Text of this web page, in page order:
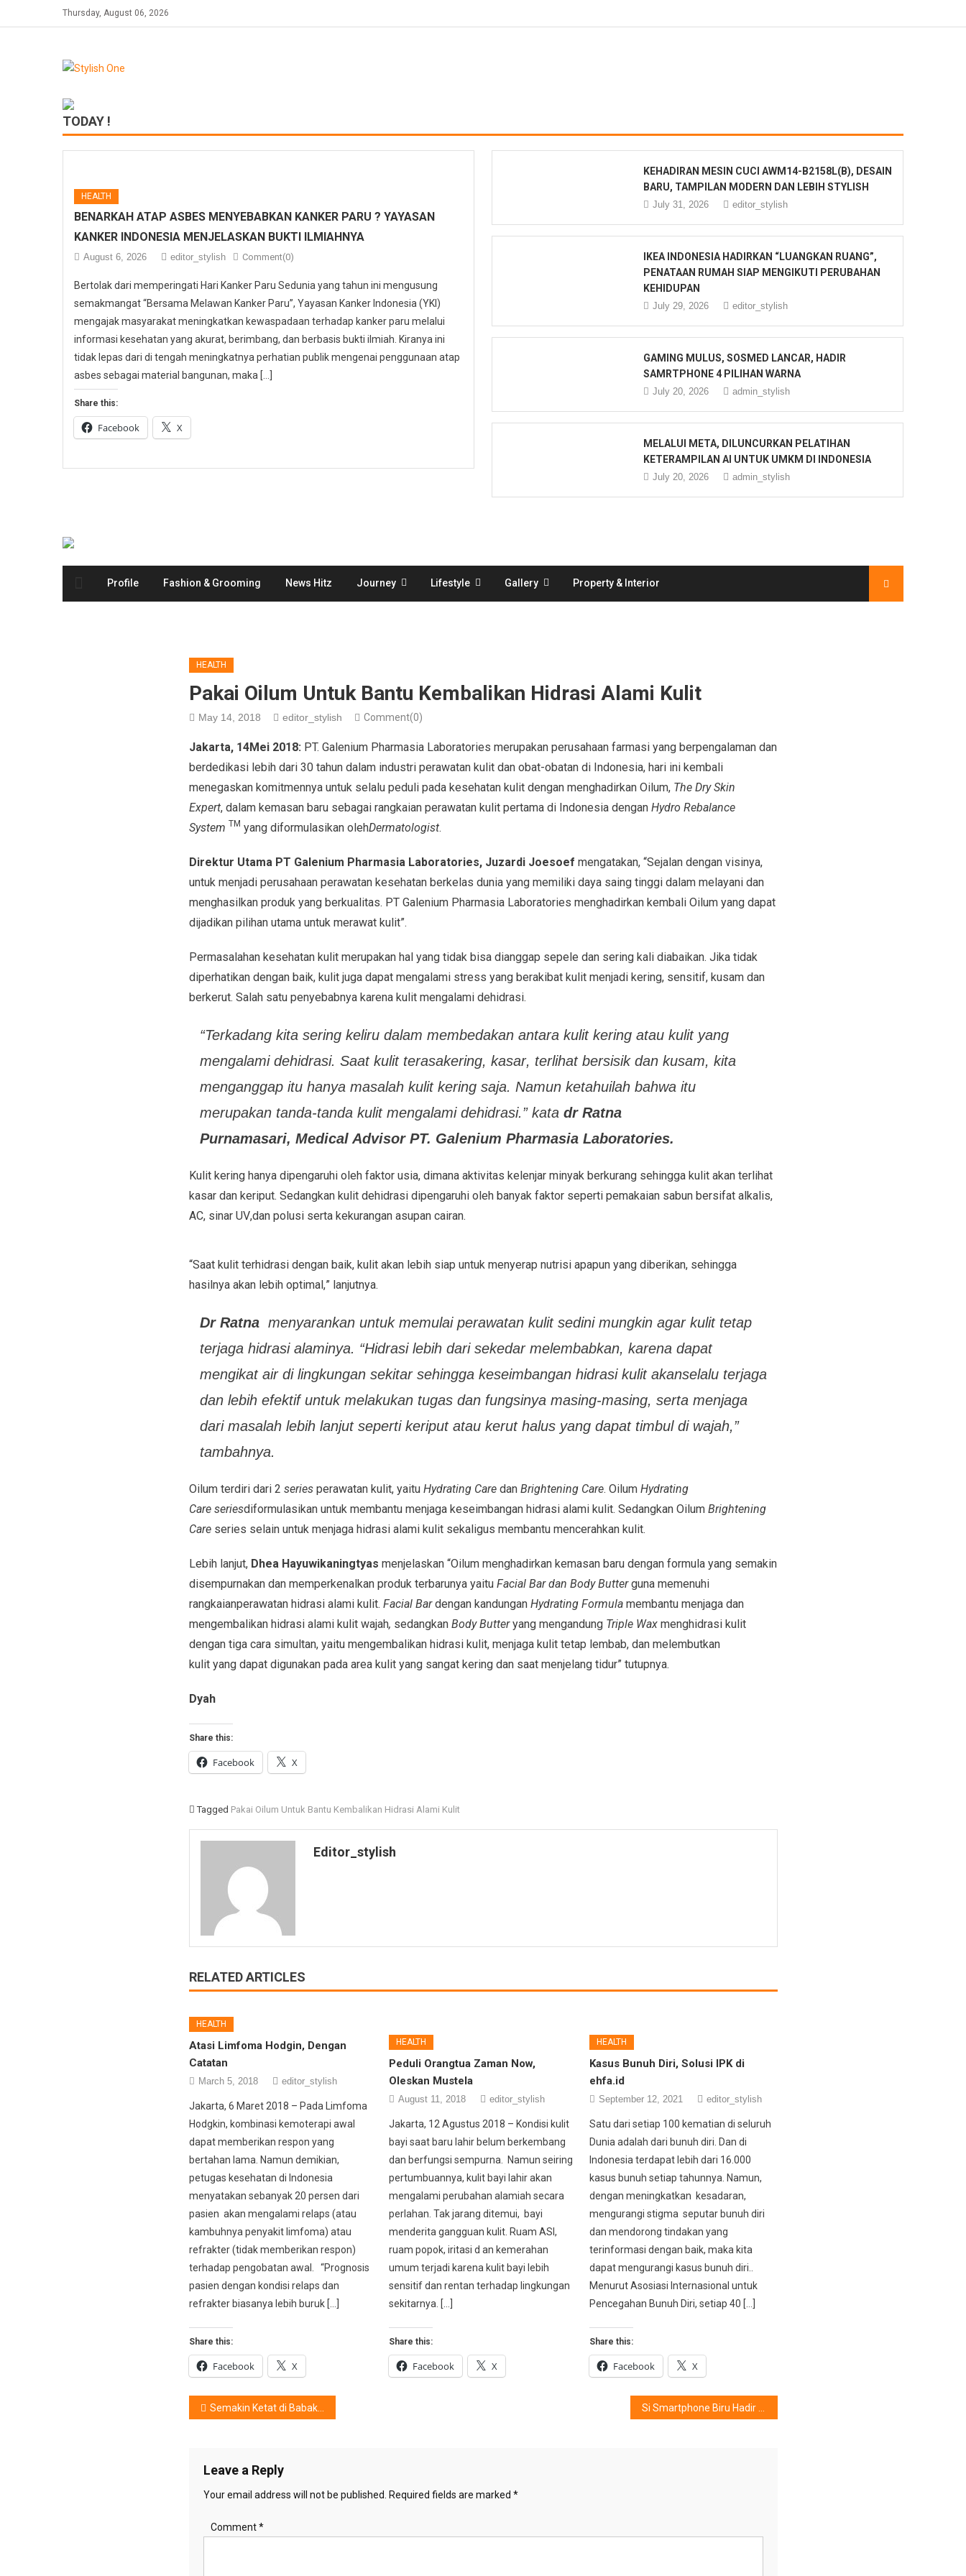
to
Thursday, August 06, 2026
TODAY !
HEALTH
BENARKAH ATAP ASBES MENYEBABKAN KANKER PARU ? YAYASAN
KANKER INDONESIA MENJELASKAN BUKTI ILMIAHNYA
August 6, 2026 editor_stylish Comment(0)
Bertolak dari memperingati Hari Kanker Paru Sedunia yang tahun ini mengusung
semakmangat “Bersama Melawan Kanker Paru”, Yayasan Kanker Indonesia (YKI)
mengajak masyarakat meningkatkan kewaspadaan terhadap kanker paru melalui
informasi kesehatan yang akurat, berimbang, dan berbasis bukti ilmiah. Kiranya ini
tidak lepas dari di tengah meningkatnya perhatian publik mengenai penggunaan atap
asbes sebagai material bangunan, maka […]
Share this:
Facebook X
KEHADIRAN MESIN CUCI AWM14-B2158L(B), DESAIN
BARU, TAMPILAN MODERN DAN LEBIH STYLISH
July 31, 2026 editor_stylish
IKEA INDONESIA HADIRKAN “LUANGKAN RUANG”,
PENATAAN RUMAH SIAP MENGIKUTI PERUBAHAN
KEHIDUPAN
July 29, 2026 editor_stylish
GAMING MULUS, SOSMED LANCAR, HADIR
SAMRTPHONE 4 PILIHAN WARNA
July 20, 2026 admin_stylish
MELALUI META, DILUNCURKAN PELATIHAN
KETERAMPILAN AI UNTUK UMKM DI INDONESIA
July 20, 2026 admin_stylish
Profile Fashion & Grooming News Hitz Journey Lifestyle Gallery Property & Interior
HEALTH
Pakai Oilum Untuk Bantu Kembalikan Hidrasi Alami Kulit
May 14, 2018 editor_stylish Comment(0)
Jakarta, 14Mei 2018: PT. Galenium Pharmasia Laboratories merupakan perusahaan farmasi yang berpengalaman dan
berdedikasi lebih dari 30 tahun dalam industri perawatan kulit dan obat-obatan di Indonesia, hari ini kembali
menegaskan komitmennya untuk selalu peduli pada kesehatan kulit dengan menghadirkan Oilum, The Dry Skin
Expert, dalam kemasan baru sebagai rangkaian perawatan kulit pertama di Indonesia dengan Hydro Rebalance
System TM yang diformulasikan olehDermatologist.
Direktur Utama PT Galenium Pharmasia Laboratories, Juzardi Joesoef mengatakan, “Sejalan dengan visinya,
untuk menjadi perusahaan perawatan kesehatan berkelas dunia yang memiliki daya saing tinggi dalam melayani dan
menghasilkan produk yang berkualitas. PT Galenium Pharmasia Laboratories menghadirkan kembali Oilum yang dapat
dijadikan pilihan utama untuk merawat kulit”.
Permasalahan kesehatan kulit merupakan hal yang tidak bisa dianggap sepele dan sering kali diabaikan. Jika tidak
diperhatikan dengan baik, kulit juga dapat mengalami stress yang berakibat kulit menjadi kering, sensitif, kusam dan
berkerut. Salah satu penyebabnya karena kulit mengalami dehidrasi.
“Terkadang kita sering keliru dalam membedakan antara kulit kering atau kulit yang
mengalami dehidrasi. Saat kulit terasakering, kasar, terlihat bersisik dan kusam, kita
menganggap itu hanya masalah kulit kering saja. Namun ketahuilah bahwaitu
merupakan tanda-tanda kulit mengalami dehidrasi.” kata dr Ratna
Purnamasari, Medical Advisor PT. Galenium Pharmasia Laboratories.
Kulit kering hanyadipengaruhi oleh faktor usia, dimanaaktivitas kelenjarminyak berkurang sehingga kulit akan terlihat
kasar dan keriput. Sedangkan kulit dehidrasi dipengaruhi oleh banyak faktor seperti pemakaian sabun bersifat alkalis,
AC, sinar UV,dan polusi serta kekurangan asupan cairan.
“Saat kulit terhidrasi dengan baik, kulit akan lebih siap untuk menyerap nutrisi apapun yang diberikan, sehingga
hasilnya akan lebih optimal,”lanjutnya.
Dr Ratnamenyarankan untuk memulai perawatan kulit sedini mungkin agar kulit tetap
terjaga hidrasi alaminya. “Hidrasi lebih dari sekedar melembabkan, karena dapat
mengikat air di lingkungan sekitar sehingga keseimbangan hidrasi kulit akanselalu terjaga
dan lebih efektif untuk melakukan tugas dan fungsinya masing-masing, serta menjaga
dari masalah lebih lanjut seperti keriput atau kerut halus yang dapat timbul di wajah,”
tambahnya.
Oilum terdiri dari 2 series perawatan kulit, yaitu Hydrating Caredan Brightening Care. Oilum Hydrating
Care seriesdiformulasikan untuk membantu menjaga keseimbangan hidrasi alami kulit. Sedangkan Oilum Brightening
Care series selain untuk menjaga hidrasi alami kulit sekaligus membantu mencerahkan kulit.
Lebih lanjut,Dhea Hayuwikaningtyas menjelaskan “Oilum menghadirkan kemasan baru dengan formula yang semakin
disempurnakan dan memperkenalkan produk terbarunya yaitu Facial Bardan Body Butterguna memenuhi
rangkaianperawatan hidrasi alami kulit. Facial Bardengan kandungan Hydrating Formula membantu menjaga dan
mengembalikan hidrasi alami kulit wajah, sedangkan Body Butteryang mengandung Triple Waxmenghidrasi kulit
dengan tiga cara simultan, yaitu mengembalikan hidrasi kulit, menjaga kulit tetap lembab, dan melembutkan
kulit yang dapat digunakan pada area kulit yang sangat kering dan saat menjelang tidur” tutupnya.
Dyah
Share this:
Facebook X
Tagged Pakai Oilum Untuk Bantu Kembalikan Hidrasi Alami Kulit
Editor_stylish
RELATED ARTICLES
HEALTH
Atasi Limfoma Hodgin, Dengan
Catatan
March 5, 2018 editor_stylish
Jakarta, 6 Maret 2018 – Pada Limfoma
Hodgkin, kombinasi kemoterapi awal
dapat memberikan respon yang
bertahan lama. Namun demikian,
petugas kesehatan di Indonesia
menyatakan sebanyak 20 persen dari
pasien akan mengalami relaps (atau
kambuhnya penyakit limfoma) atau
refrakter (tidak memberikan respon)
terhadap pengobatan awal. “Prognosis
pasien dengan kondisi relaps dan
refrakter biasanya lebih buruk […]
Share this:
Facebook X
HEALTH
Peduli Orangtua Zaman Now,
Oleskan Mustela
August 11, 2018 editor_stylish
Jakarta, 12 Agustus 2018 – Kondisi kulit
bayi saat baru lahir belum berkembang
dan berfungsi sempurna. Namun seiring
pertumbuannya, kulit bayi lahir akan
mengalami perubahan alamiah secara
perlahan. Tak jarang ditemui, bayi
menderita gangguan kulit. Ruam ASI,
ruam popok, iritasi d an kemerahan
umum terjadi karena kulit bayi lebih
sensitif dan rentan terhadap lingkungan
sekitarnya. […]
Share this:
Facebook X
HEALTH
Kasus Bunuh Diri, Solusi IPK di
ehfa.id
September 12, 2021 editor_stylish
Satu dari setiap 100 kematian di seluruh
Dunia adalah dari bunuh diri. Dan di
Indonesia terdapat lebih dari 16.000
kasus bunuh setiap tahunnya. Namun,
dengan meningkatkan kesadaran,
mengurangi stigma seputar bunuh diri
dan mendorong tindakan yang
terinformasi dengan baik, maka kita
dapat mengurangi kasus bunuh diri..
Menurut Asosiasi Internasional untuk
Pencegahan Bunuh Diri, setiap 40 […]
Share this:
Facebook X
Post
Semakin Ketat di Babak Kualifikasi Red Bull Reign Indonesia
Leave a Reply
Your email address will not be published. Required fields are marked *
Comment*